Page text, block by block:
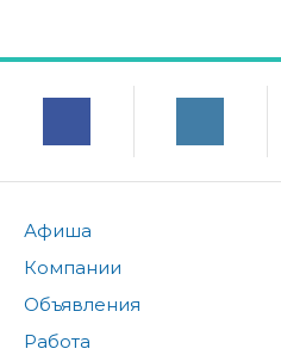
Афиша
Компании
Объявления
Работа